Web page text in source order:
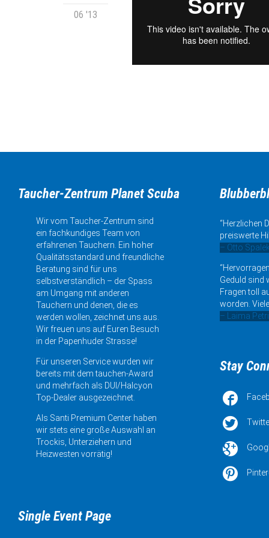
06 '13
Taucher-Zentrum Planet Scuba
Wir vom Taucher-Zentrum sind
ein fachkundiges Team von
erfahrenen Tauchern. Ein hoher
Qualitätsstandard und freundliche
Beratung sind für uns
selbstverständlich – der Spass
am Umgang mit anderen
Tauchern und denen, die es
werden wollen, zeichnet uns aus.
Wir freuen uns auf Euren Besuch
in der Papenhuder Strasse!
Für unseren Service wurden wir
bereits mit dem tauchen-Award
und mehrfach als DUI/Halcyon
Top-Dealer ausgezeichnet.
Als Santi Premium Center haben
wir stets eine große Auswahl an
Trockis, Unterziehern und
Heizwesten vorrätig!
Single Event Page
“Herzlichen
preiswerte
– Otto Spalek
Geduld sind
Fragen toll
worden.
– Laima
Stay



